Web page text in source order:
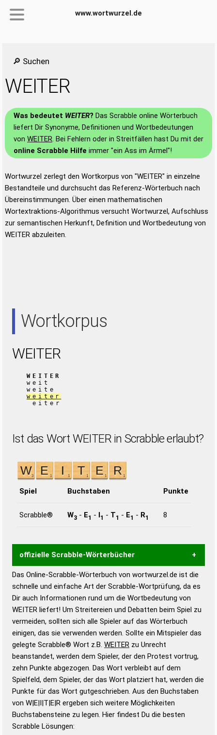
www.wortwurzel.de
🔎 Suchen
WEITER
Was bedeutet WEITER? Das Scrabble online Wörterbuch
liefert Dir Synonyme, Definitionen und Wortbedeutungen
von WEITER. Bei Fehlern oder in Streitfällen hast Du mit der
online Scrabble Hilfe immer "ein Ass im Ärmel"!
Wortwurzel zerlegt den Wortkorpus von "WEITER" in einzelne
Bestandteile und durchsucht das Referenz-Wörterbuch nach
Übereinstimmungen. Über einen mathematischen
Wortextraktions-Algorithmus versucht Wortwurzel, Aufschluss
zur semantischen Herkunft, Definition und Wortbedeutung von
WEITER abzuleiten.
Wortkorpus
WEITER
WEITER
weit
weite
weiter
eiter
Ist das Wort WEITER in Scrabble erlaubt?
Spiel Buchstaben Punkte
Scrabble® W3 - E1 - I1 - T1 - E1 - R1 8
offizielle Scrabble-Wörterbücher
Wortwurzel liefert mit Hilfe eines semantischen
Wortanalyse-Algorithmus gute Anhaltspunkte zu
Wortbedeutung, Worttrennung und Wortform, um die
Gültigkeit eines Wortes für das Scrabble-Spiel zu
bestimmen!
zugelassene Turnier Scrabble-
Wörterbücher sind:
Duden – Standardwerk in 12 Bänden
Duden – Richtiges und gutes
Deutsch
Duden – Die deutsche Grammatik
Duden – Deutsches
Das Online-Scrabble-Wörterbuch von wortwurzel.de ist die
schnelle und einfache Art der Scrabble-Wortprüfung, da es
Dir auch Informationen rund um die Wortbedeutung von
WEITER liefert! Um Streitereien und Debatten beim Spiel zu
vermeiden, sollten sich alle Spieler auf das Wörterbuch
einigen, das sie verwenden werden. Sollte ein Mitspieler das
gelegte Scrabble® Wort z.B. WEITER zu Unrecht
beanstandet, werden dem Spieler, der den Protest vortrug,
zehn Punkte abgezogen. Das Wort verbleibt auf dem
Spielfeld, dem Spieler, der das Wort platziert hat, werden die
Punkte für das Wort gutgeschrieben. Aus den Buchstaben
von W|E|I|T|E|R ergeben sich weitere Möglichkeiten
Buchstabensteine zu legen. Hier findest Du die besten
Scrabble Lösungen: